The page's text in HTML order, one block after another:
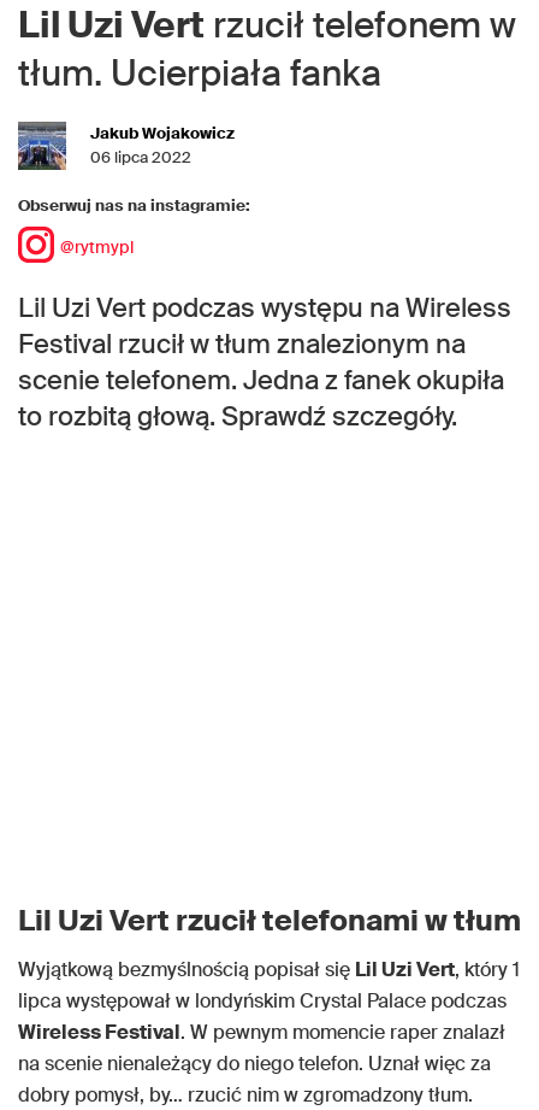
Lil Uzi Vert rzucił telefonem w
tłum. Ucierpiała fanka
Jakub Wojakowicz
06 lipca 2022
Obserwuj nas na instagramie:
@rytmypl
Lil Uzi Vert podczas występu na Wireless
Festival rzucił w tłum znalezionym na
scenie telefonem. Jedna z fanek okupiła
to rozbitą głową. Sprawdź szczegóły.
Lil Uzi Vert rzucił telefonami w tłum
Wyjątkową bezmyślnością popisał się Lil Uzi Vert, który 1
lipca występował w londyńskim Crystal Palace podczas
Wireless Festival. W pewnym momencie raper znalazł
na scenie nienależący do niego telefon. Uznał więc za
dobry pomysł, by… rzucić nim w zgromadzony tłum.